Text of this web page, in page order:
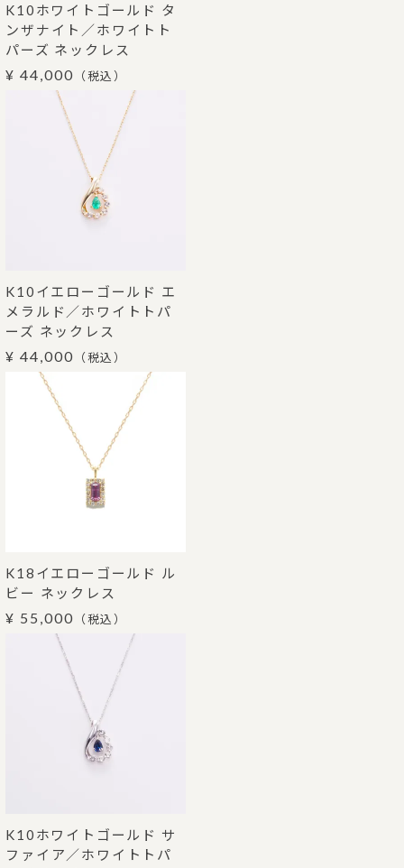
K10ホワイトゴールド タ
ンザナイト／ホワイトト
パーズ ネックレス
¥ 44,000 （税込）
K10イエローゴールド エ
メラルド／ホワイトトパ
ーズ ネックレス
¥ 44,000 （税込）
K18イエローゴールド ル
ビー ネックレス
¥ 55,000 （税込）
K10ホワイトゴールド サ
ファイア／ホワイトトパ